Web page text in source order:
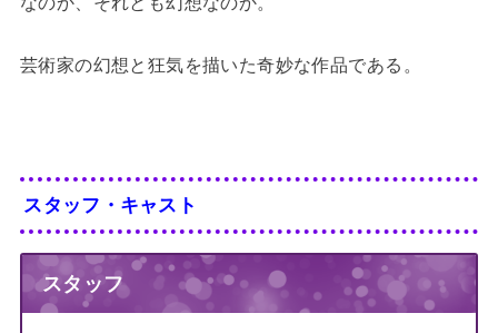
芸術家の幻想と狂気を描いた奇妙な作品である。
スタッフ・キャスト
スタッフ